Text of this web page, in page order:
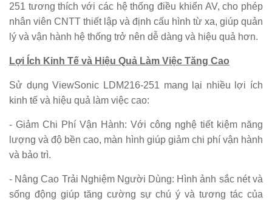
251 tương thích với các hệ thống điều khiển AV, cho phép
nhân viên CNTT thiết lập và định cấu hình từ xa, giúp quản
lý và vận hành hệ thống trở nên dễ dàng và hiệu quả hơn.
Lợi Ích Kinh Tế và Hiệu Quả Làm Việc Tăng Cao
Sử dụng ViewSonic LDM216-251 mang lại nhiều lợi ích
kinh tế và hiệu quả làm việc cao:
- Giảm Chi Phí Vận Hành: Với công nghệ tiết kiệm năng
lượng và độ bền cao, màn hình giúp giảm chi phí vận hành
và bảo trì.
- Nâng Cao Trải Nghiệm Người Dùng: Hình ảnh sắc nét và
sống động giúp tăng cường sự chú ý và tương tác của